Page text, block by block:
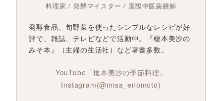
料理家 / 発酵マイスター / 国際中医薬膳師
発酵食品、旬野菜を使ったシンプルなレシピが好
評で、雑誌、テレビなどで活動中。『榎本美沙の
みそ本』（主婦の生活社）など著書多数。
YouTube「榎本美沙の季節料理」
Instagram(@misa_enomoto)